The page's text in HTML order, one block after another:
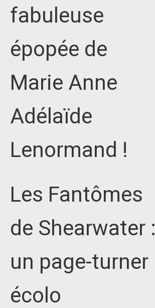
fabuleuse
épopée de
Marie Anne
Adélaïde
Lenormand !
Les Fantômes
de Shearwater :
un page-turner
écolo